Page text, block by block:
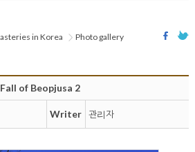
in Korea Photo gallery
Fall of Beopjusa 2
Writer 관리자